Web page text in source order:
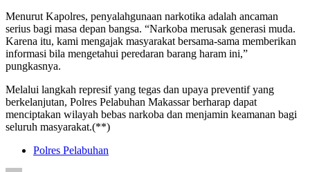
Menurut Kapolres, penyalahgunaan narkotika adalah ancaman
serius bagi masa depan bangsa. “Narkoba merusak generasi muda.
Karena itu, kami mengajak masyarakat bersama-sama memberikan
informasi bila mengetahui peredaran barang haram ini,”
pungkasnya.
Melalui langkah represif yang tegas dan upaya preventif yang
berkelanjutan, Polres Pelabuhan Makassar berharap dapat
menciptakan wilayah bebas narkoba dan menjamin keamanan bagi
seluruh masyarakat.(**)
Polres Pelabuhan